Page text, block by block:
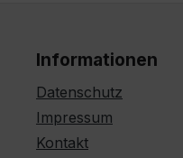
Informationen
Datenschutz
Impressum
Kontakt